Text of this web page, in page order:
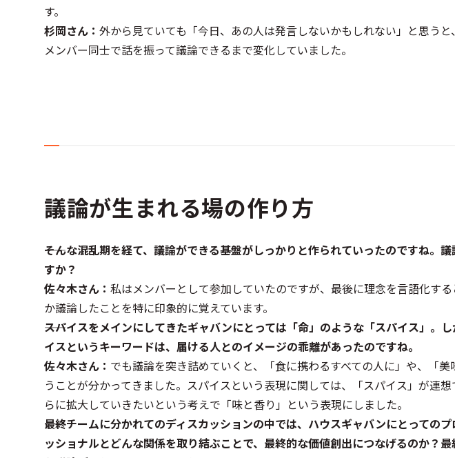
す。
杉岡さん： 外から見ていても「今日、あの人は発言しないかもしれない」と思う
メンバー同士で話を振って議論できるまで変化していました。
議論が生まれる場の作り方
――そんな混乱期を経て、議論ができる基盤がしっかりと作られていったのですね。
すか？
佐々木さん： 私はメンバーとして参加していたのですが、最後に理念を言語化す
か議論したことを特に印象的に覚えています。
――スパイスをメインにしてきたギャバンにとっては「命」のような「スパイス」。
イスというキーワードは、届ける人とのイメージの乖離があったのですね。
佐々木さん： でも議論を突き詰めていくと、「食に携わるすべての人に」や、「
うことが分かってきました。スパイスという表現に関しては、「スパイス」が連
らに拡大していきたいという考えで「味と香り」という表現にしました。
――最終チームに分かれてのディスカッションの中では、ハウスギャバンにとっての
ッショナルとどんな関係を取り結ぶことで、最終的な価値創出につなげるのか？